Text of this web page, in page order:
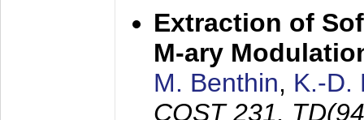
Extraction of
M-ary
M. Benthin, K.-D.
COST 231,